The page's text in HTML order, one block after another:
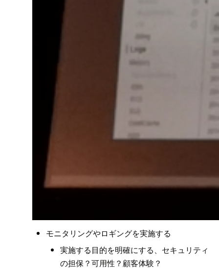
モニタリングやロギングを実施する
実施する目的を明確にする、セキュリティ
の担保？可用性？顧客体験？